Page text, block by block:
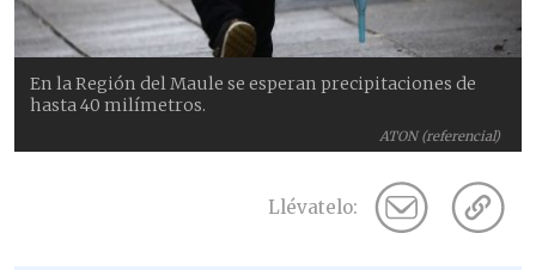
ATON (referencial)
En la Región del Maule se esperan precipitaciones de
hasta 40 milímetros.
Llévatelo: